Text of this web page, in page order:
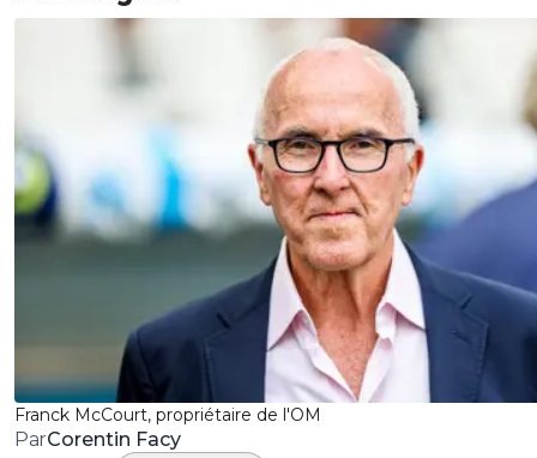
Franck McCourt, propriétaire de l'OM
ParCorentin Facy